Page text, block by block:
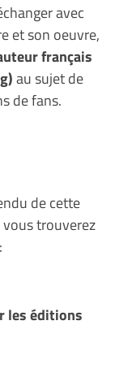
avec
et son oeuvre,
français
au sujet de
de fans.
de cette
trouverez
les éditions